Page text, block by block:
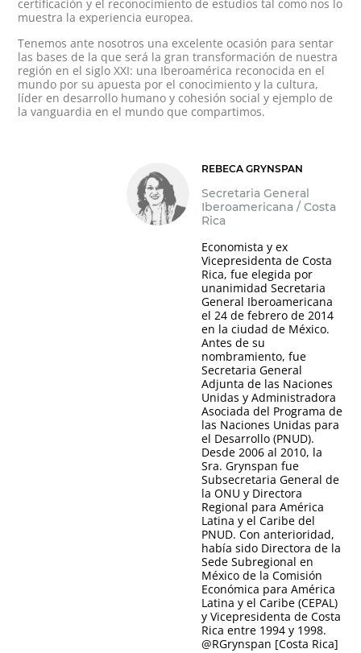
certificación y el reconocimiento de estudios tal como nos lo
muestra la experiencia europea.
Tenemos ante nosotros una excelente ocasión para sentar
las bases de la que será la gran transformación de nuestra
región en el siglo XXI: una Iberoamérica reconocida en el
mundo por su apuesta por el conocimiento y la cultura,
líder en desarrollo humano y cohesión social y ejemplo de
la vanguardia en el mundo que compartimos.
REBECA GRYNSPAN
Secretaria General
Iberoamericana / Costa
Rica
Economista y ex
Vicepresidenta de Costa
Rica, fue elegida por
unanimidad Secretaria
General Iberoamericana
el 24 de febrero de 2014
en la ciudad de México.
Antes de su
nombramiento, fue
Secretaria General
Adjunta de las Naciones
Unidas y Administradora
Asociada del Programa de
las Naciones Unidas para
el Desarrollo (PNUD).
Desde 2006 al 2010, la
Sra. Grynspan fue
Subsecretaria General de
la ONU y Directora
Regional para América
Latina y el Caribe del
PNUD. Con anterioridad,
había sido Directora de la
Sede Subregional en
México de la Comisión
Económica para América
Latina y el Caribe (CEPAL)
y Vicepresidenta de Costa
Rica entre 1994 y 1998.
@RGrynspan [Costa Rica]